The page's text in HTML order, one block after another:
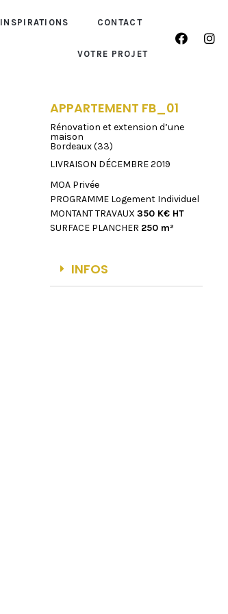
INSPIRATIONS CONTACT
VOTRE PROJET
APPARTEMENT FB_01
Rénovation et extension d’une
maison
Bordeaux (33)
LIVRAISON DÉCEMBRE 2019
MOA Privée
PROGRAMME Logement Individuel
MONTANT TRAVAUX350 K€ HT
SURFACE PLANCHER 250 m²
INFOS